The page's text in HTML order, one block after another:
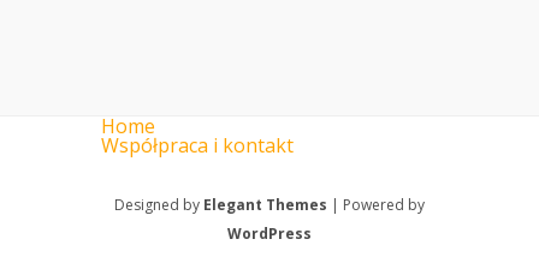
Home
Współpraca i kontakt
Designed by Elegant Themes | Powered by
WordPress